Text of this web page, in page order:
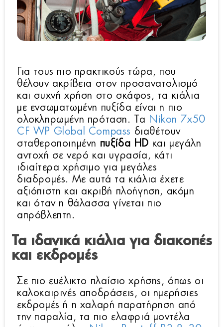
Για τους πιο πρακτικούς τώρα, που
θέλουν ακρίβεια στον προσανατολισμό
και συχνή χρήση στο σκάφος, τα κιάλια
με ενσωματωμένη πυξίδα είναι η πιο
ολοκληρωμένη πρόταση. Τα Nikon 7x50
CF WP Global Compass διαθέτουν
σταθεροποιημένη πυξίδα HD και μεγάλη
αντοχή σε νερό και υγρασία, κάτι
ιδιαίτερα χρήσιμο για μεγάλες
διαδρομές. Με αυτά τα κιάλια έχετε
αξιόπιστη και ακριβή πλοήγηση, ακόμη
και όταν η θάλασσα γίνεται πιο
απρόβλεπτη.
Τα ιδανικά κιάλια για διακοπές
και εκδρομές
Σε πιο ευέλικτο πλαίσιο χρήσης, όπως οι
καλοκαιρινές αποδράσεις, οι ημερήσιες
εκδρομές ή η χαλαρή παρατήρηση από
την παραλία, τα πιο ελαφριά μοντέλα